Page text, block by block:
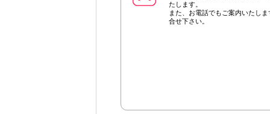
たします。
また、お電話でもご案内いたし
合せ下さい。